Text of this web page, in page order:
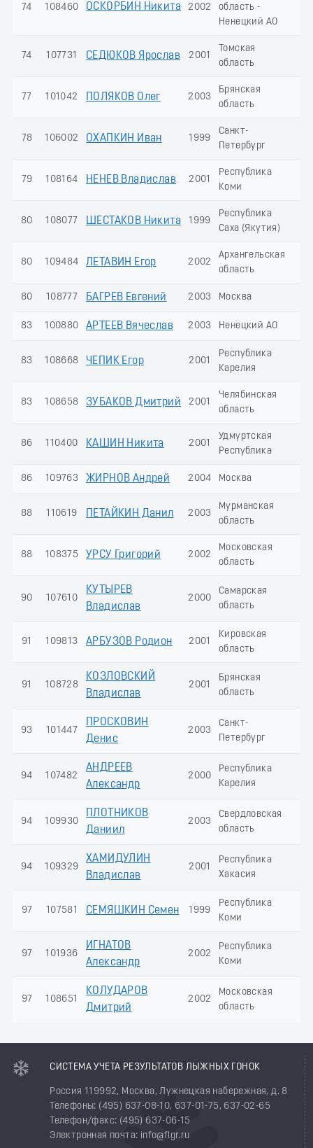
74 108460 ОСКОРБИН Никита 2002
область -
Ненецкий АО
74 107731 СЕДЮКОВ Ярослав 2001
Томская
область
77 101042 ПОЛЯКОВ Олег 2003
Брянская
область
78 106002 ОХАПКИН Иван 1999
Санкт-
Петербург
79 108164 НЕНЕВ Владислав 2001
Республика
Коми
80 108077 ШЕСТАКОВ Никита 1999
Республика
Саха (Якутия)
80 109484 ЛЕТАВИН Егор 2002
Архангельская
область
80 108777 БАГРЕВ Евгений 2003 Москва
83 100880 АРТЕЕВ Вячеслав 2003 Ненецкий АО
83 108668 ЧЕПИК Егор 2001
Республика
Карелия
83 108658 ЗУБАКОВ Дмитрий 2001
Челябинская
область
86 110400 КАШИН Никита 2001
Удмуртская
Республика
86 109763 ЖИРНОВ Андрей 2004 Москва
88 110619 ПЕТАЙКИН Данил 2003
Мурманская
область
88 108375 УРСУ Григорий 2002
Московская
область
90 107610
КУТЫРЕВ
Владислав
2000
Самарская
область
91 109813 АРБУЗОВ Родион 2001
Кировская
область
91 108728
КОЗЛОВСКИЙ
Владислав
2001
Брянская
область
93 101447
ПРОСКОВИН
Денис
2003
Санкт-
Петербург
94 107482
АНДРЕЕВ
Александр
2000
Республика
Карелия
94 109930
ПЛОТНИКОВ
Даниил
2003
Свердловская
область
94 109329
ХАМИДУЛИН
Владислав
2001
Республика
Хакасия
97 107581 СЕМЯШКИН Семен 1999
Республика
Коми
97 101936
ИГНАТОВ
Александр
2002
Республика
Коми
97 108651
КОЛУДАРОВ
Дмитрий
2002
Московская
область
СИСТЕМА УЧЕТА РЕЗУЛЬТАТОВ ЛЫЖНЫХ ГОНОК
Россия 119992, Москва, Лужнецкая набережная, д. 8
Телефоны: (495) 637-08-10, 637-01-75, 637-02-65
Телефон/факс: (495) 637-06-15
Электронная почта: info@flgr.ru